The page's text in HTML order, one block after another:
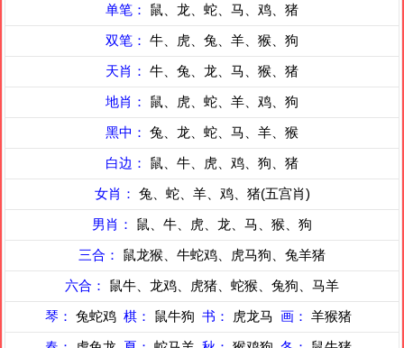
单笔： 鼠、龙、蛇、马、鸡、猪
双笔： 牛、虎、兔、羊、猴、狗
天肖： 牛、兔、龙、马、猴、猪
地肖： 鼠、虎、蛇、羊、鸡、狗
黑中： 兔、龙、蛇、马、羊、猴
白边： 鼠、牛、虎、鸡、狗、猪
女肖： 兔、蛇、羊、鸡、猪(五宫肖)
男肖： 鼠、牛、虎、龙、马、猴、狗
三合： 鼠龙猴、牛蛇鸡、虎马狗、兔羊猪
六合： 鼠牛、龙鸡、虎猪、蛇猴、兔狗、马羊
琴： 兔蛇鸡 棋： 鼠牛狗 书： 虎龙马 画： 羊猴猪